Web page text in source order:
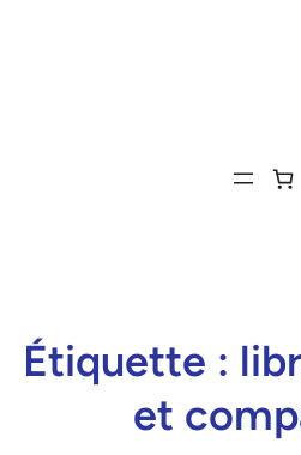
Étiquette :
et